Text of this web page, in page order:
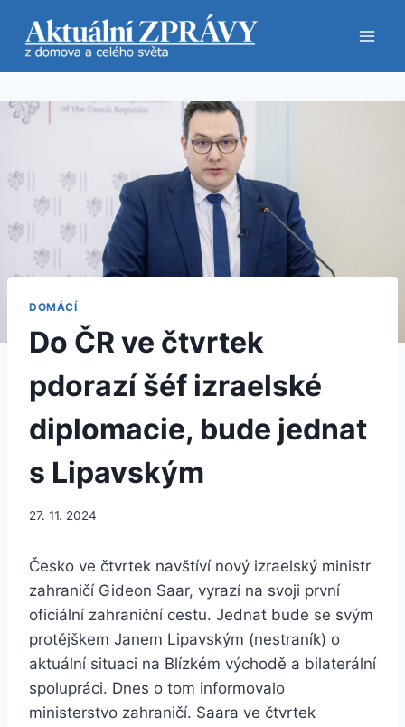
obsah
DOMÁCÍ
Do ČR ve čtvrtek
pdorazí šéf izraelské
diplomacie, bude jednat
s Lipavským
27. 11. 2024
Česko ve čtvrtek navštíví nový izraelský ministr
zahraničí Gideon Saar, vyrazí na svoji první
oficiální zahraniční cestu. Jednat bude se svým
protějškem Janem Lipavským (nestraník) o
aktuální situaci na Blízkém východě a bilaterální
spolupráci. Dnes o tom informovalo
ministerstvo zahraničí. Saara ve čtvrtek